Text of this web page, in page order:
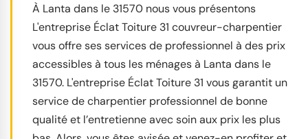
À Lanta dans le 31570 nous vous présentons
L'entreprise Éclat Toiture 31 couvreur-charpentier
vous offre ses services de professionnel à des prix
accessibles à tous les ménages à Lanta dans le
31570. L'entreprise Éclat Toiture 31 vous garantit un
service de charpentier professionnel de bonne
qualité et l’entretienne avec soin aux prix les plus